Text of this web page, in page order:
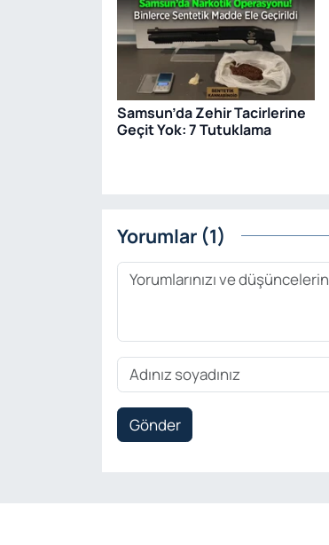
Samsun’da Zehir Tacirlerine
Geçit Yok: 7 Tutuklama
Yorumlar (1)
Gönder